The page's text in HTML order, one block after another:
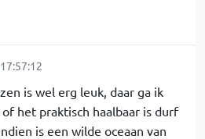
is wel erg leuk, daar ga ik
het praktisch haalbaar is durf
is een wilde oceaan van